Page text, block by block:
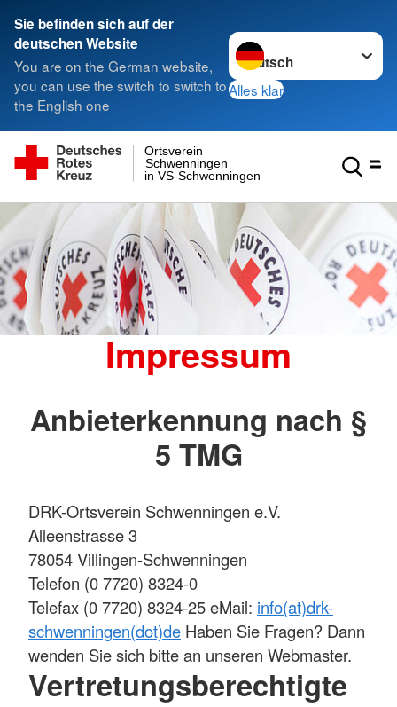
Sie befinden sich auf der
deutschen Website
You are on the German website,
you can use the switch to switch to
the English one
Sprache wechseln zu
Alles klar
in VS-Schwenningen
Schwenningen
Ortsverein
Impressum
Anbieterkennung nach §
5 TMG
DRK-Ortsverein Schwenningen e.V.
Alleenstrasse 3
78054 Villingen-Schwenningen
Telefon (0 7720) 8324-0
Telefax (0 7720) 8324-25 eMail: info(at)drk-
schwenningen(dot)de Haben Sie Fragen? Dann
wenden Sie sich bitte an unseren Webmaster.
Vertretungsberechtigte